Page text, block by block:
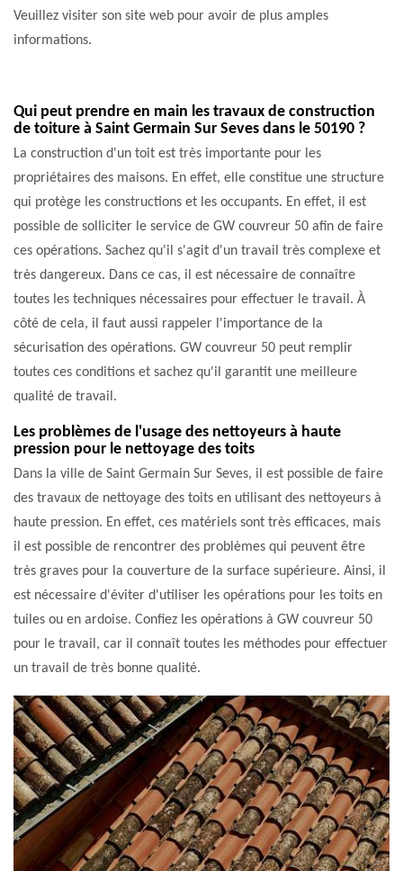
Veuillez visiter son site web pour avoir de plus amples
informations.
Qui peut prendre en main les travaux de construction
de toiture à Saint Germain Sur Seves dans le 50190 ?
La construction d'un toit est très importante pour les
propriétaires des maisons. En effet, elle constitue une structure
qui protège les constructions et les occupants. En effet, il est
possible de solliciter le service de GW couvreur 50 afin de faire
ces opérations. Sachez qu'il s'agit d'un travail très complexe et
très dangereux. Dans ce cas, il est nécessaire de connaître
toutes les techniques nécessaires pour effectuer le travail. À
côté de cela, il faut aussi rappeler l'importance de la
sécurisation des opérations. GW couvreur 50 peut remplir
toutes ces conditions et sachez qu'il garantit une meilleure
qualité de travail.
Les problèmes de l'usage des nettoyeurs à haute
pression pour le nettoyage des toits
Dans la ville de Saint Germain Sur Seves, il est possible de faire
des travaux de nettoyage des toits en utilisant des nettoyeurs à
haute pression. En effet, ces matériels sont très efficaces, mais
il est possible de rencontrer des problèmes qui peuvent être
très graves pour la couverture de la surface supérieure. Ainsi, il
est nécessaire d'éviter d'utiliser les opérations pour les toits en
tuiles ou en ardoise. Confiez les opérations à GW couvreur 50
pour le travail, car il connaît toutes les méthodes pour effectuer
un travail de très bonne qualité.